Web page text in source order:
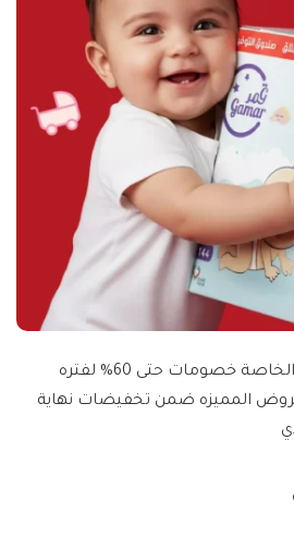
عروض صيدليات النهدي الخاصة خصومات حتى 60% لفتره
المميزه ضمن تخفيضات نهاية